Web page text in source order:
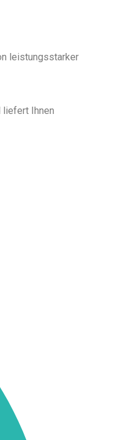
leistungsstarker
liefert Ihnen